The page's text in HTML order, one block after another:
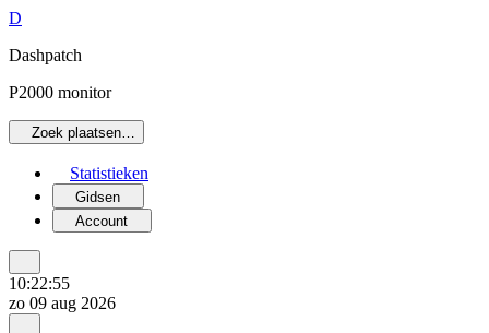
D
Dashpatch
P2000 monitor
Zoek plaatsen…
Statistieken
Gidsen
Account
10:22:55
zo 09 aug 2026